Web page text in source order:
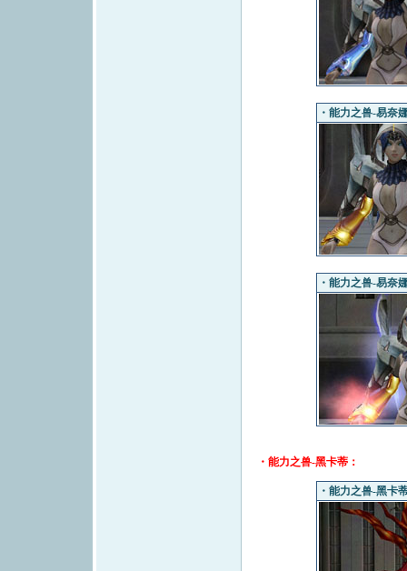
・能力之兽-易奈
・能力之兽-易奈
・能力之兽-黑卡蒂：
・能力之兽-黑卡